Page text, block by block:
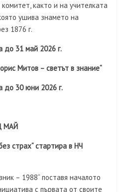
както и на учителката
ушива знамето на
1876 г.
до 31 май 2026 г.
Митов – светът в знание“
до 30 юни 2026 г.
МАЙ
страх“ стартира в НЧ
– 1988“ поставя началото
с първата от своите